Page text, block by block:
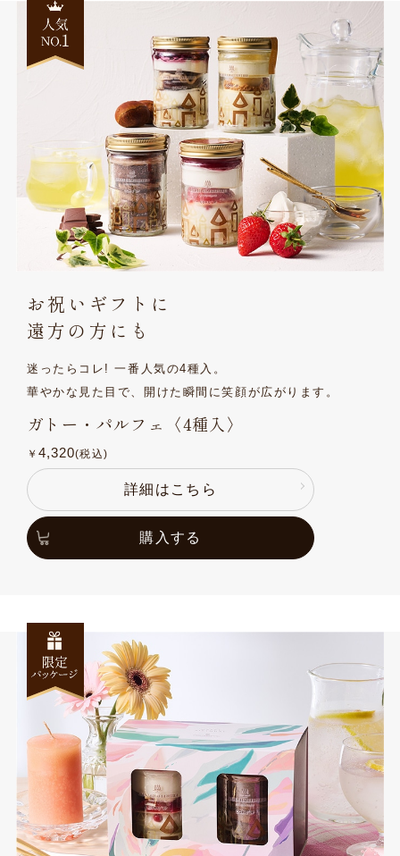
お祝いギフトに
遠方の方にも
迷ったらコレ! 一番人気の4種入。
華やかな見た目で、開けた瞬間に笑顔が広がります。
ガトー・パルフェ〈4種入〉
￥ 4,320(税込)
詳細はこちら
購入する